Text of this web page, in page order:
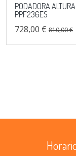
PODADORA
PPF236ES
728,00 € 810,00 €
Horario